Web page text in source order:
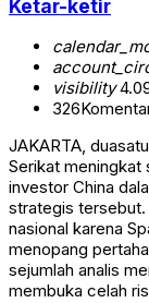
Ketar-ketir
visibility
326
JAKARTA,
Serikat meningkat
investor China
strategis tersebut.
nasional karena
menopang
sejumlah analis
membuka celah